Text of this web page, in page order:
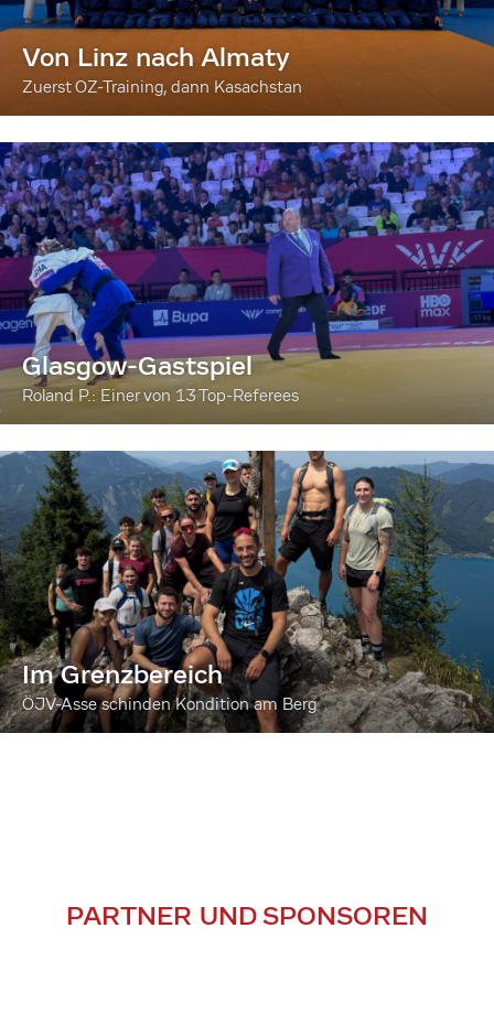
Von Linz nach Almaty
Zuerst OZ-Training, dann Kasachstan
Glasgow-Gastspiel
Roland P.: Einer von 13 Top-Referees
Im Grenzbereich
ÖJV-Asse schinden Kondition am Berg
PARTNER UND SPONSOREN